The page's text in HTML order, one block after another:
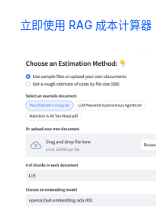
立即使用 RAG 成本计算器